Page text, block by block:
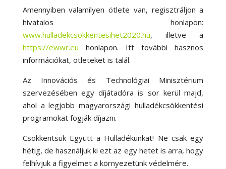
Amennyiben valamilyen ötlete van, regisztráljon a
hivatalos honlapon:
www.hulladekcsokkentesihet2020.hu, illetve a
https://ewwr.eu honlapon. Itt további hasznos
információkat, ötleteket is talál.
Az Innovációs és Technológiai Minisztérium
szervezésében egy díjátadóra is sor kerül majd,
ahol a legjobb magyarországi hulladékcsökkentési
programokat fogják díjazni.
Csökkentsük Együtt a Hulladékunkat! Ne csak egy
hétig, de használjuk ki ezt az egy hetet is arra, hogy
felhívjuk a figyelmet a környezetünk védelmére.